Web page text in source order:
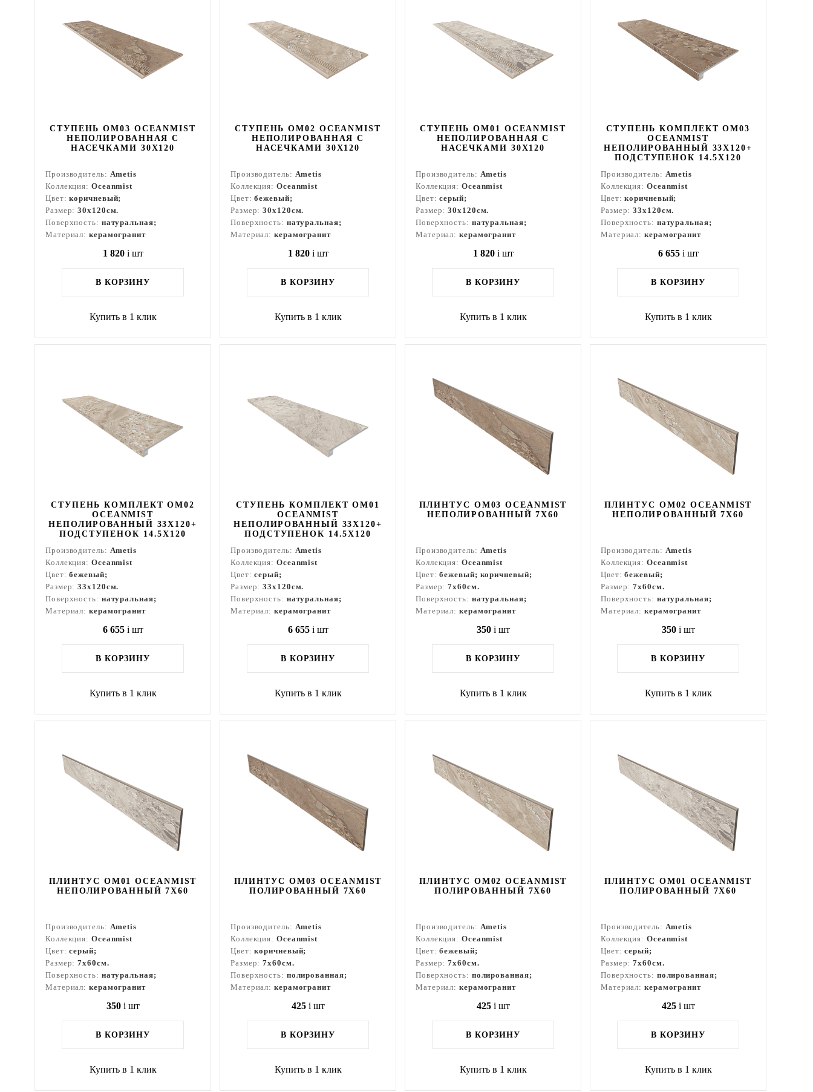
СТУПЕНЬ OM03 OCEANMIST
НЕПОЛИРОВАННАЯ С
НАСЕЧКАМИ 30X120
Производитель: Ametis
Коллекция: Oceanmist
Цвет:коричневый;
Размер:30x120см.
Поверхность: натуральная;
Материал: керамогранит
1 820 i шт
В КОРЗИНУ
Купить в 1 клик
СТУПЕНЬ OM02 OCEANMIST
НЕПОЛИРОВАННАЯ С
НАСЕЧКАМИ 30X120
Производитель: Ametis
Коллекция: Oceanmist
Цвет:бежевый;
Размер:30x120см.
Поверхность: натуральная;
Материал: керамогранит
1 820 i шт
В КОРЗИНУ
Купить в 1 клик
СТУПЕНЬ OM01 OCEANMIST
НЕПОЛИРОВАННАЯ С
НАСЕЧКАМИ 30X120
Производитель: Ametis
Коллекция: Oceanmist
Цвет:серый;
Размер:30x120см.
Поверхность: натуральная;
Материал: керамогранит
1 820 i шт
В КОРЗИНУ
Купить в 1 клик
СТУПЕНЬ КОМПЛЕКТ OM03
OCEANMIST
НЕПОЛИРОВАННЫЙ 33X120+
ПОДСТУПЕНОК 14.5X120
Производитель: Ametis
Коллекция: Oceanmist
Цвет:коричневый;
Размер:33x120см.
Поверхность: натуральная;
Материал: керамогранит
6 655 i шт
В КОРЗИНУ
Купить в 1 клик
СТУПЕНЬ КОМПЛЕКТ OM02
OCEANMIST
НЕПОЛИРОВАННЫЙ 33X120+
ПОДСТУПЕНОК 14.5X120
Производитель: Ametis
Коллекция: Oceanmist
Цвет:бежевый;
Размер:33x120см.
Поверхность: натуральная;
Материал: керамогранит
6 655 i шт
В КОРЗИНУ
Купить в 1 клик
СТУПЕНЬ КОМПЛЕКТ OM01
OCEANMIST
НЕПОЛИРОВАННЫЙ 33X120+
ПОДСТУПЕНОК 14.5X120
Производитель: Ametis
Коллекция: Oceanmist
Цвет:серый;
Размер:33x120см.
Поверхность: натуральная;
Материал: керамогранит
6 655 i шт
В КОРЗИНУ
Купить в 1 клик
ПЛИНТУС OM03 OCEANMIST
НЕПОЛИРОВАННЫЙ 7X60
Производитель: Ametis
Коллекция: Oceanmist
Цвет:бежевый; коричневый;
Размер:7x60см.
Поверхность: натуральная;
Материал: керамогранит
350 i шт
В КОРЗИНУ
Купить в 1 клик
ПЛИНТУС OM02 OCEANMIST
НЕПОЛИРОВАННЫЙ 7X60
Производитель: Ametis
Коллекция: Oceanmist
Цвет:бежевый;
Размер:7x60см.
Поверхность: натуральная;
Материал: керамогранит
350 i шт
В КОРЗИНУ
Купить в 1 клик
ПЛИНТУС OM01 OCEANMIST
НЕПОЛИРОВАННЫЙ 7X60
Производитель: Ametis
Коллекция: Oceanmist
Цвет:серый;
Размер:7x60см.
Поверхность: натуральная;
Материал: керамогранит
350 i шт
В КОРЗИНУ
Купить в 1 клик
ПЛИНТУС OM03 OCEANMIST
ПОЛИРОВАННЫЙ 7X60
Производитель: Ametis
Коллекция: Oceanmist
Цвет:коричневый;
Размер:7x60см.
Поверхность: полированная;
Материал: керамогранит
425 i шт
В КОРЗИНУ
Купить в 1 клик
ПЛИНТУС OM02 OCEANMIST
ПОЛИРОВАННЫЙ 7X60
Производитель: Ametis
Коллекция: Oceanmist
Цвет:бежевый;
Размер:7x60см.
Поверхность: полированная;
Материал: керамогранит
425 i шт
В КОРЗИНУ
Купить в 1 клик
ПЛИНТУС OM01 OCEANMIST
ПОЛИРОВАННЫЙ 7X60
Производитель: Ametis
Коллекция: Oceanmist
Цвет:серый;
Размер:7x60см.
Поверхность: полированная;
Материал: керамогранит
425 i шт
В КОРЗИНУ
Купить в 1 клик